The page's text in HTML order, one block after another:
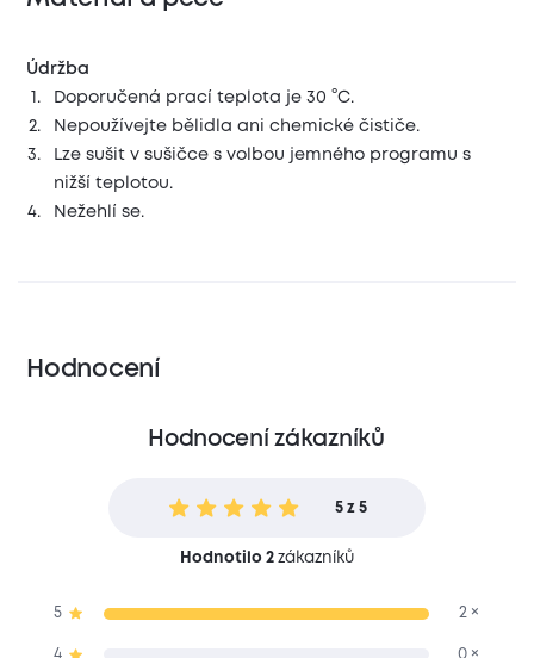
Údržba
Doporučená prací teplota je 30 °C.
Nepoužívejte bělidla ani chemické čističe.
Lze sušit v sušičce s volbou jemného programu s
nižší teplotou.
Nežehlí se.
Hodnocení
Hodnocení zákazníků
5 z 5
Hodnotilo 2zákazníků
5 2 ×
4 0 ×